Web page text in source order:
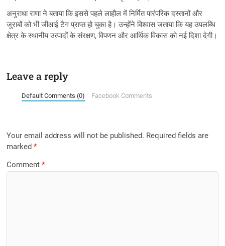
अनुराधा राणा ने बताया कि इससे पहले लाहौल में निर्मित पारंपरिक दस्तानों और
जुराबों को भी जीआई टैग प्राप्त हो चुका है। उन्होंने विश्वास जताया कि यह उपलब्धि
क्षेत्र के स्थानीय उत्पादों के संरक्षण, विपणन और आर्थिक विकास को नई दिशा देगी।
Leave a reply
Default Comments (0) Facebook Comments
Your email address will not be published. Required fields are
marked*
Comment*